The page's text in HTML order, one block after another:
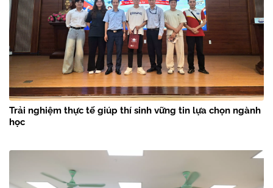
Trải nghiệm thực tế giúp thí sinh vững tin lựa chọn ngành
học